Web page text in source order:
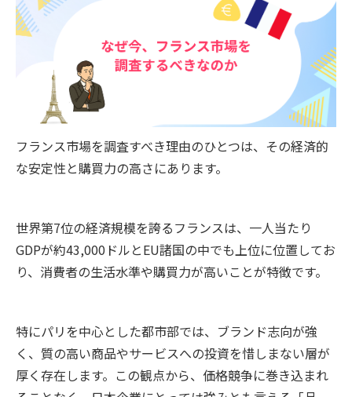
フランス市場を調査すべき理由のひとつは、その経済的
な安定性と購買力の高さにあります。
世界第7位の経済規模を誇るフランスは、一人当たり
GDPが約43,000ドルとEU諸国の中でも上位に位置してお
り、消費者の生活水準や購買力が高いことが特徴です。
特にパリを中心とした都市部では、ブランド志向が強
く、質の高い商品やサービスへの投資を惜しまない層が
厚く存在します。この観点から、価格競争に巻き込まれ